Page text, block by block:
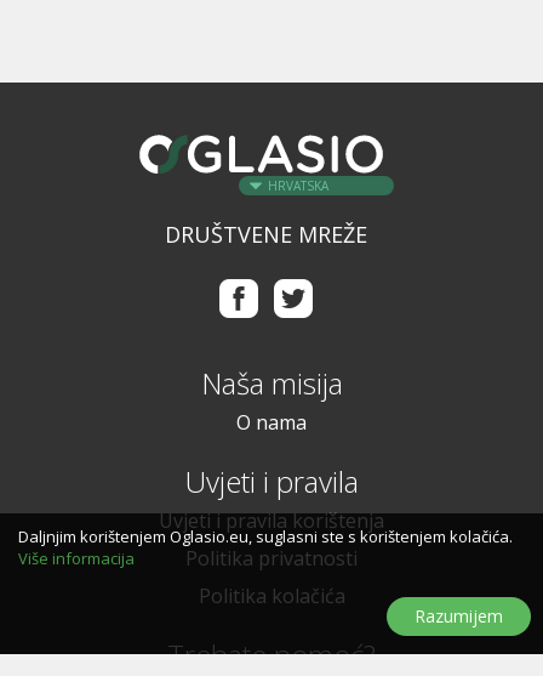
HRVATSKA
DRUŠTVENE MREŽE
Naša misija
O nama
Uvjeti i pravila
Uvjeti i pravila korištenja
Politika privatnosti
Politika kolačića
Trebate pomoć?
Daljnjim korištenjem Oglasio.eu, suglasni ste s korištenjem kolačića.
Više informacija
Razumijem